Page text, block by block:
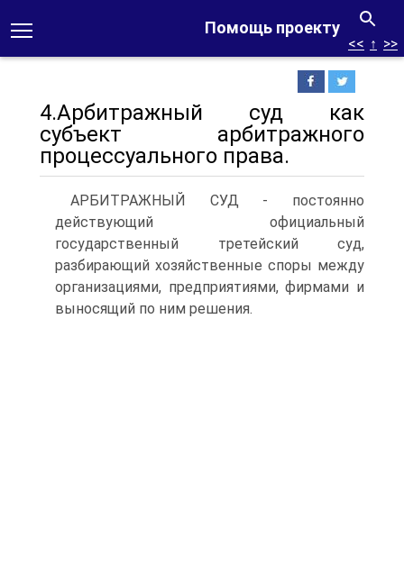
Помощь проекту
<< ↑ >>
4.Арбитражный суд как
субъект арбитражного
процессуального права.
АРБИТРАЖНЫЙ СУД - постоянно
действующий официальный
государственный третейский суд,
разбирающий хозяйственные споры между
организациями, предприятиями, фирмами и
выносящий по ним решения.